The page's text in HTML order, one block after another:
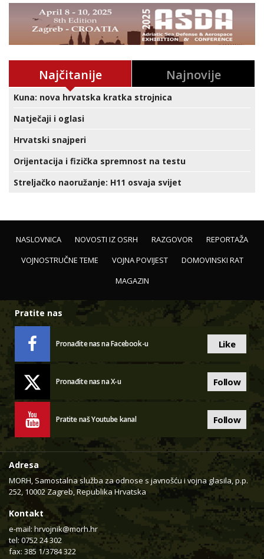
Najčitanije Najnovije
Kuna: nova hrvatska kratka strojnica
Natječaji i oglasi
Hrvatski snajperi
Orijentacija i fizička spremnost na testu
Streljačko naoružanje: H11 osvaja svijet
NASLOVNICA NOVOSTI IZ OSRH RAZGOVOR
REPORTAŽA
VOJNOSTRUČNE TEME
VOJNA POVIJEST
DOMOVINSKI RAT
MAGAZIN
Pratite nas
Pronađite nas na Facebook-u Like
Pronađite nas na X-u Follow
Pratite naš Youtube kanal Follow
Adresa
MORH, Samostalna služba za odnose s javnošću i vojna glasila, p.p.
252, 10002 Zagreb, Republika Hrvatska
Kontakt
e-mail: hrvojnik@morh.hr
tel: 0752 24 302
fax: 385 1/3784 322